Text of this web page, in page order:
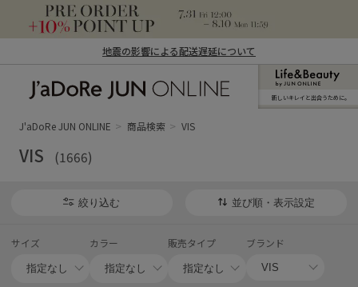
地震の影響による配送遅延について
ン オンライン）
新しいキレイと出合うために。
J'aDoRe JUN ONLINE 商品検索 VIS
VIS (1666)
絞り込む 並び順・表示設定
サイズ カラー 販売タイプ ブランド